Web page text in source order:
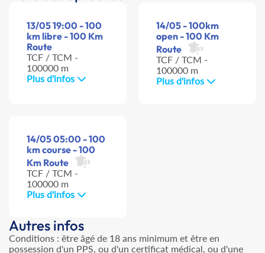
13/05 19:00 - 100
km libre - 100 Km
Route
TCF / TCM -
100000 m
Plus d'infos
14/05 - 100km
open - 100 Km
Route
TCF / TCM -
100000 m
Plus d'infos
14/05 05:00 - 100
km course - 100
Km Route
TCF / TCM -
100000 m
Plus d'infos
Autres infos
Conditions : être âgé de 18 ans minimum et être en
possession d'un PPS, ou d'un certificat médical, ou d'une